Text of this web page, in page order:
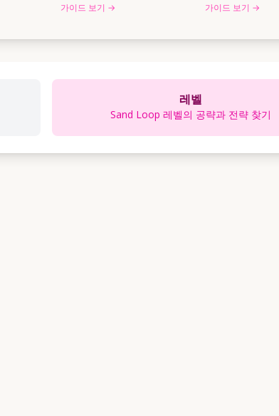
가이드 보기 → 가이드 보기 →
레벨
Sand Loop 레벨의 공략과 전략 찾기